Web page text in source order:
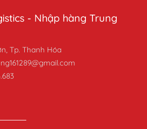
- Nhập hàng Trung
Tp. Thanh Hóa